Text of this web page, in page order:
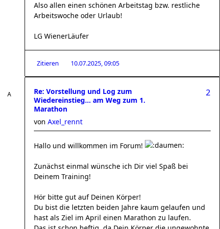
Also allen einen schönen Arbeitstag bzw. restliche
Arbeitswoche oder Urlaub!
LG WienerLäufer
Zitieren 10.07.2025, 09:05
Re: Vorstellung und Log zum
Wiedereinstieg... am Weg zum 1.
Marathon
2
von Axel_rennt
Hallo und willkommen im Forum!
Zunächst einmal wünsche ich Dir viel Spaß bei
Deinem Training!
Hör bitte gut auf Deinen Körper!
Du bist die letzten beiden Jahre kaum gelaufen und
hast als Ziel im April einen Marathon zu laufen.